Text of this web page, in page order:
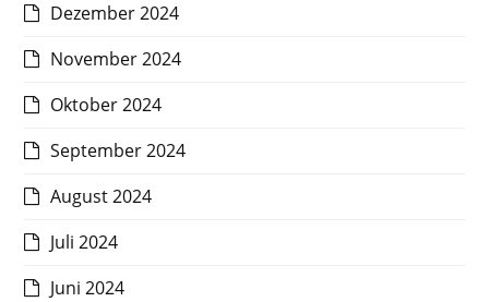
Dezember 2024
November 2024
Oktober 2024
September 2024
August 2024
Juli 2024
Juni 2024